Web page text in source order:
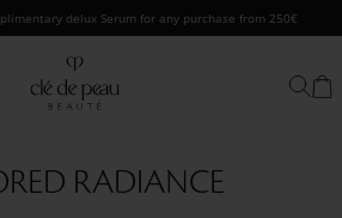
delux Serum for any purchase from 250€
de
Peau
RADIANCE